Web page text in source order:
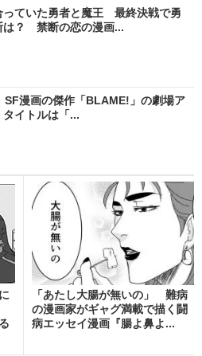
っていた勇者と魔王 最終決戦で勇
は？ 禁断の恋の漫画...
漫画の傑作「BLAME!」の劇場ア
イトルは「...
「あたし大腸が無いの」 難病
の漫画家がギャグ満載で描く闘
病エッセイ漫画『腸よ鼻よ...